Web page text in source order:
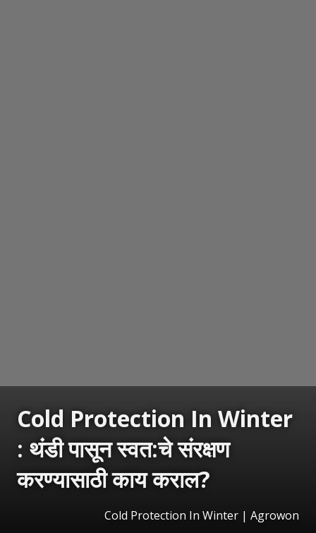
Cold Protection In Winter
: थंडी पासून स्वत:चे संरक्षण
करण्यासाठी काय कराल?
Cold Protection In Winter | Agrowon